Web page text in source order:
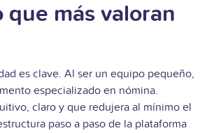
que más valoran
es clave. Al ser un equipo pequeño,
especializado en nómina.
claro y que redujera al mínimo el
paso a paso de la plataforma